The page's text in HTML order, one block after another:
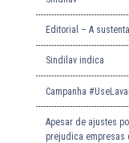
Editorial – A
Sindilav indica
Campanha
Apesar de ajustes
prejudica empresas